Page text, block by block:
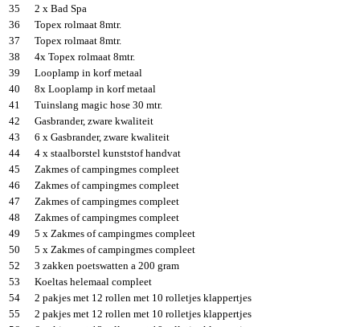
35
2 x Bad Spa
36
Topex rolmaat 8mtr.
37
Topex rolmaat 8mtr.
38
4x Topex rolmaat 8mtr.
39
Looplamp in korf metaal
40
8x Looplamp in korf metaal
41
Tuinslang magic hose 30 mtr.
42
Gasbrander, zware kwaliteit
43
6 x Gasbrander, zware kwaliteit
44
4 x staalborstel kunststof handvat
45
Zakmes of campingmes compleet
46
Zakmes of campingmes compleet
47
Zakmes of campingmes compleet
48
Zakmes of campingmes compleet
49
5 x Zakmes of campingmes compleet
50
5 x Zakmes of campingmes compleet
52
3 zakken poetswatten a 200 gram
53
Koeltas helemaal compleet
54
2 pakjes met 12 rollen met 10 rolletjes klappertjes
55
2 pakjes met 12 rollen met 10 rolletjes klappertjes